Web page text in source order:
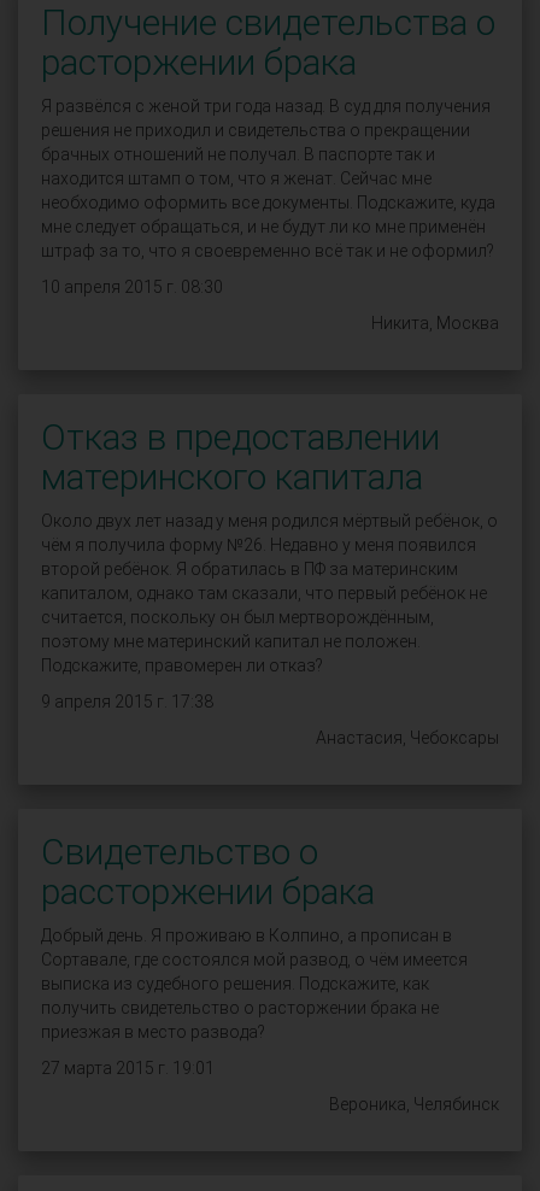
Получение свидетельства о
расторжении брака
Я развёлся с женой три года назад. В суд для получения
решения не приходил и свидетельства о прекращении
брачных отношений не получал. В паспорте так и
находится штамп о том, что я женат. Сейчас мне
необходимо оформить все документы. Подскажите, куда
мне следует обращаться, и не будут ли ко мне применён
штраф за то, что я своевременно всё так и не оформил?
10 апреля 2015 г. 08:30
Никита, Москва
Отказ в предоставлении
материнского капитала
Около двух лет назад у меня родился мёртвый ребёнок, о
чём я получила форму №26. Недавно у меня появился
второй ребёнок. Я обратилась в ПФ за материнским
капиталом, однако там сказали, что первый ребёнок не
считается, поскольку он был мертворождённым,
поэтому мне материнский капитал не положен.
Подскажите, правомерен ли отказ?
9 апреля 2015 г. 17:38
Анастасия, Чебоксары
Свидетельство о
рассторжении брака
Добрый день. Я проживаю в Колпино, а прописан в
Сортавале, где состоялся мой развод, о чём имеется
выписка из судебного решения. Подскажите, как
получить свидетельство о расторжении брака не
приезжая в место развода?
27 марта 2015 г. 19:01
Вероника, Челябинск